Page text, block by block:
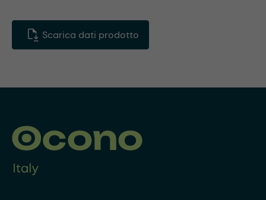
Scarica dati prodotto